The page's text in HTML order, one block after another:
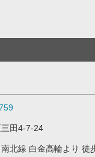
田4-7-24
北線 白金高輪より 徒